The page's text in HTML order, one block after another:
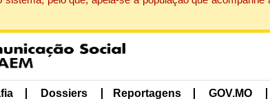
Dossiers Reportagens GOV.MO